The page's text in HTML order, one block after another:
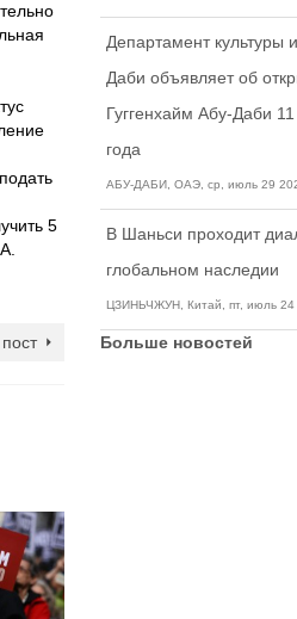
5
Департамент культуры
Даби объявляет об
Гуггенхайм Абу-Даби
года
АБУ-ДАБИ, ОАЭ, ср, июль 29
В Шаньси проходит
глобальном наследии
ЦЗИНЬЧЖУН, Китай, пт, июль 24
Больше новостей